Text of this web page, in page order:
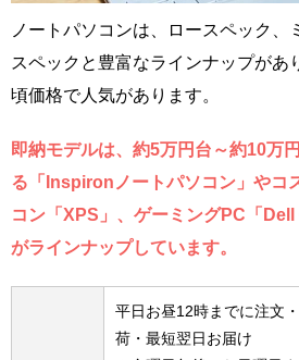
ノートパソコンは、ロースペック、
スペックと豊富なラインナップがあ
頃価格で人気があります。
即納モデルは、約5万円台～約10万
る「Inspironノートパソコン」やコ
コン「XPS」、ゲーミングPC「
がラインナップしています。
平日お昼12時までに注文
荷・最短翌日お届け